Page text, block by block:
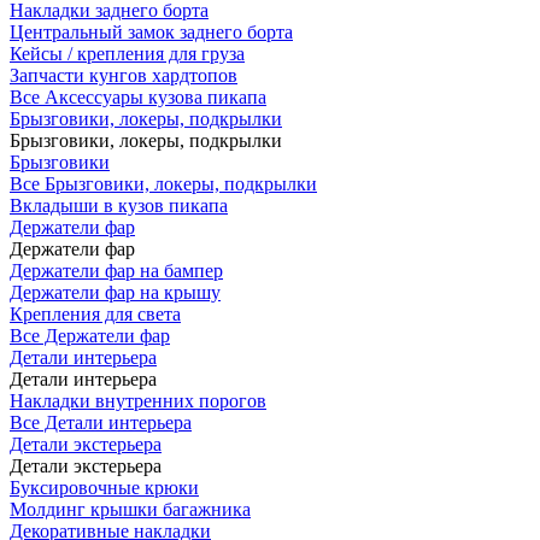
Накладки заднего борта
Центральный замок заднего борта
Кейсы / крепления для груза
Запчасти кунгов хардтопов
Все Аксессуары кузова пикапа
Брызговики, локеры, подкрылки
Брызговики, локеры, подкрылки
Брызговики
Все Брызговики, локеры, подкрылки
Вкладыши в кузов пикапа
Держатели фар
Держатели фар
Держатели фар на бампер
Держатели фар на крышу
Крепления для света
Все Держатели фар
Детали интерьера
Детали интерьера
Накладки внутренних порогов
Все Детали интерьера
Детали экстерьера
Детали экстерьера
Буксировочные крюки
Молдинг крышки багажника
Декоративные накладки